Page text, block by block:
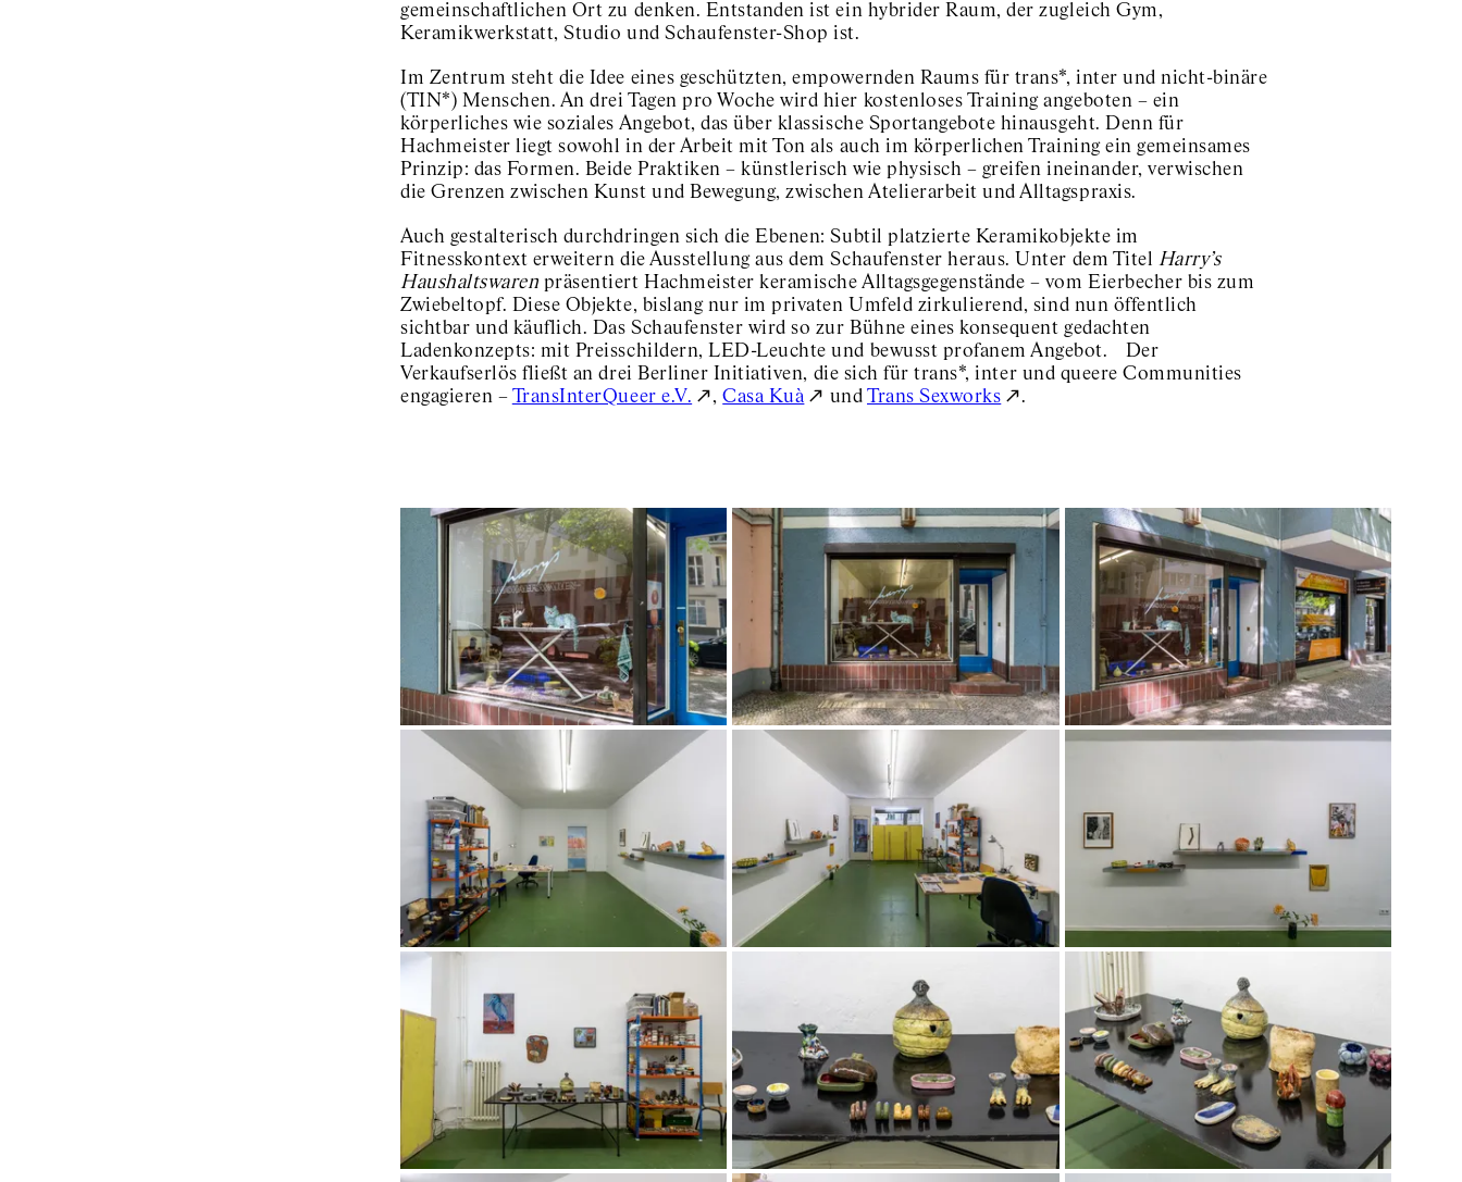
gemeinschaftlichen Ort zu denken. Entstanden ist ein hybrider Raum, der zugleich Gym,
Keramikwerkstatt, Studio und Schaufenster-Shop ist.
Im Zentrum steht die Idee eines geschützten, empowernden Raums für trans*, inter und nicht-binäre
(TIN*) Menschen. An drei Tagen pro Woche wird hier kostenloses Training angeboten – ein
körperliches wie soziales Angebot, das über klassische Sportangebote hinausgeht. Denn für
Hachmeister liegt sowohl in der Arbeit mit Ton als auch im körperlichen Training ein gemeinsames
Prinzip: das Formen. Beide Praktiken – künstlerisch wie physisch – greifen ineinander, verwischen
die Grenzen zwischen Kunst und Bewegung, zwischen Atelierarbeit und Alltagspraxis.
Auch gestalterisch durchdringen sich die Ebenen: Subtil platzierte Keramikobjekte im
Fitnesskontext erweitern die Ausstellung aus dem Schaufenster heraus. Unter dem Titel Harry’s
Haushaltswaren präsentiert Hachmeister keramische Alltagsgegenstände – vom Eierbecher bis zum
Zwiebeltopf. Diese Objekte, bislang nur im privaten Umfeld zirkulierend, sind nun öffentlich
sichtbar und käuflich. Das Schaufenster wird so zur Bühne eines konsequent gedachten
Ladenkonzepts: mit Preisschildern, LED-Leuchte und bewusst profanem Angebot. Der
Verkaufserlös fließt an drei Berliner Initiativen, die sich für trans*, inter und queere Communities
engagieren – TransInterQueer e.V. ,Casa Kuà und Trans Sexworks .